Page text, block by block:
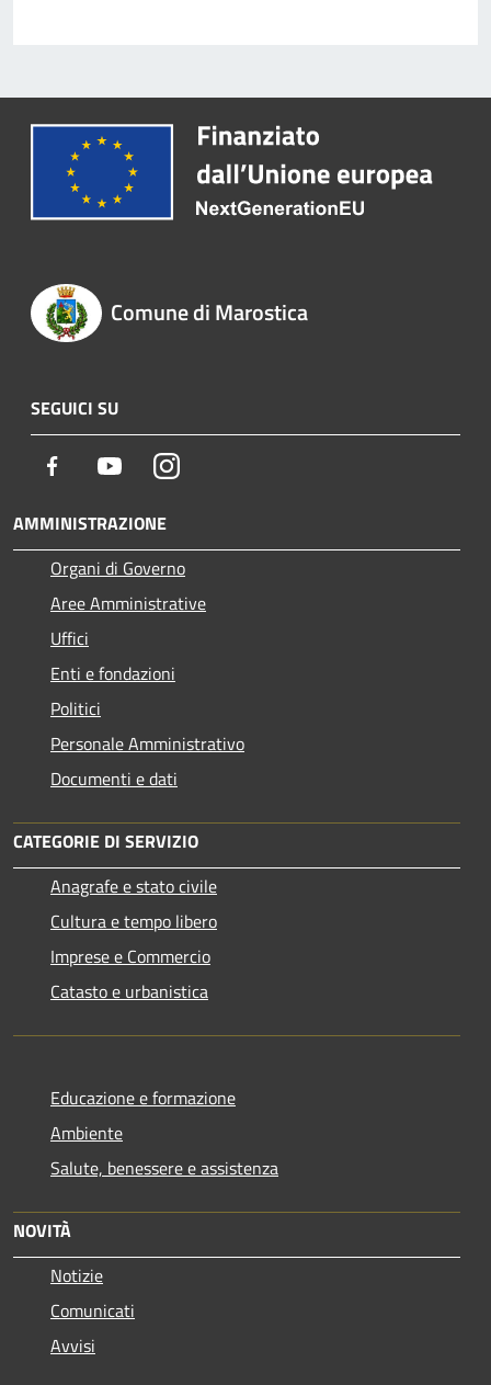
Comune di Marostica
SEGUICI SU
Facebook YoutubeInstagram
AMMINISTRAZIONE
Organi di Governo
Aree Amministrative
Uffici
Enti e fondazioni
Politici
Personale Amministrativo
Documenti e dati
CATEGORIE DI SERVIZIO
Anagrafe e stato civile
Cultura e tempo libero
Imprese e Commercio
Catasto e urbanistica
Educazione e formazione
Ambiente
Salute, benessere e assistenza
NOVITÀ
Notizie
Comunicati
Avvisi